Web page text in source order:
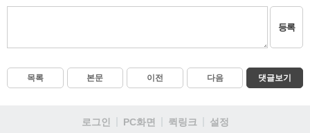
등록
목록 본문 이전 다음 댓글보기
로그인 PC화면 퀵링크
설정